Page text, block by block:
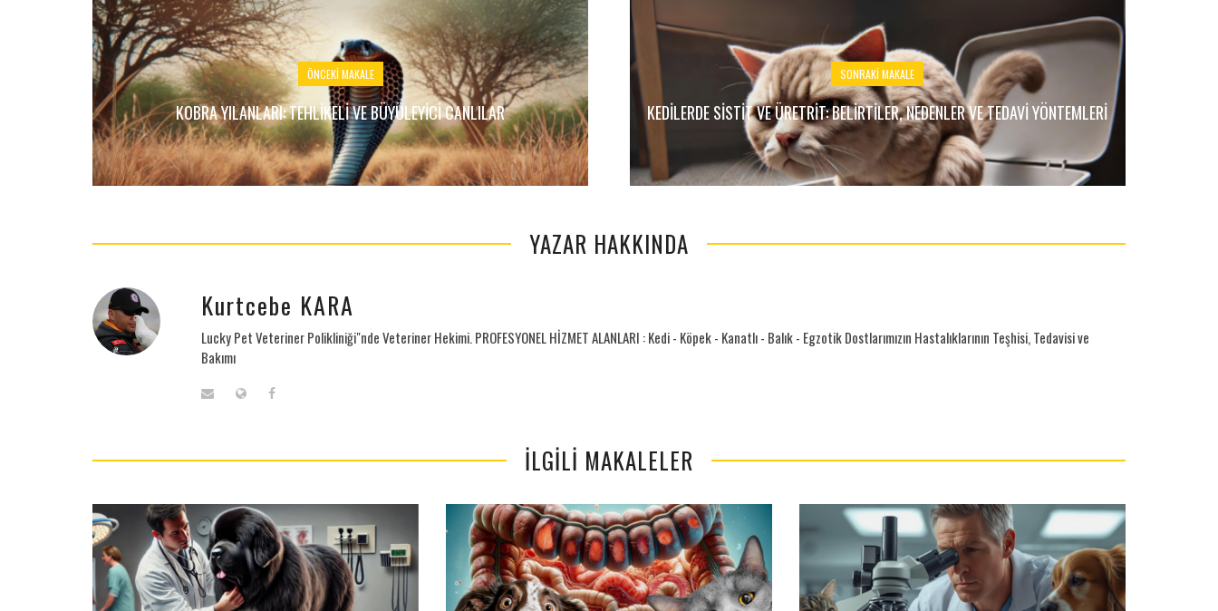
ÖNCEKI MAKALE
KOBRA YILANLARI: TEHLIKELI VE BÜYÜLEYICI CANLILAR
SONRAKI MAKALE
KEDILERDE SISTIT VE ÜRETRIT: BELIRTILER, NEDENLER VE TEDAVI YÖNTEMLERI
YAZAR HAKKINDA
Kurtcebe KARA
Lucky Pet Veteriner Polikliniği"nde Veteriner Hekimi. PROFESYONEL HİZMET ALANLARI : Kedi - Köpek - Kanatlı - Balık - Egzotik Dostlarımızın Hastalıklarının Teşhisi, Tedavisi ve
Bakımı
İLGILI MAKALELER